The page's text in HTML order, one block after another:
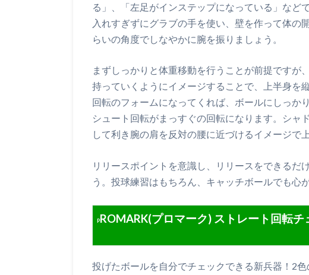
る」、「左足がインステップになっている」など
入れすぎずにグラブの手を使い、壁を作って体の
らいの角度でしなやかに腕を振りましょう。
まずしっかりと体重移動を行うことが前提ですが
持っていくようにイメージすることで、上半身を
回転のフォームになってくれば、ボールにしっか
シュート回転がまっすぐの回転になります。シャ
して利き腕の肩を反対の腰に近づけるイメージで
リリースポイントを意識し、リリースをできるだ
う。投球練習はもちろん、キャッチボールでも心
PROMARK(プロマーク) ストレート回転
投げたボールを自分でチェックできる新兵器！2